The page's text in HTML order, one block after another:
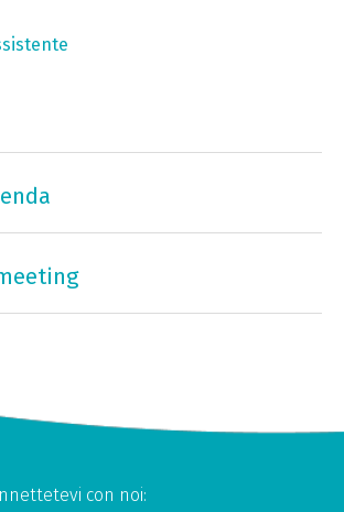
con noi: